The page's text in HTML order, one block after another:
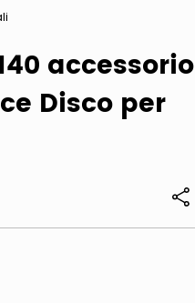
accessorio
Disco per